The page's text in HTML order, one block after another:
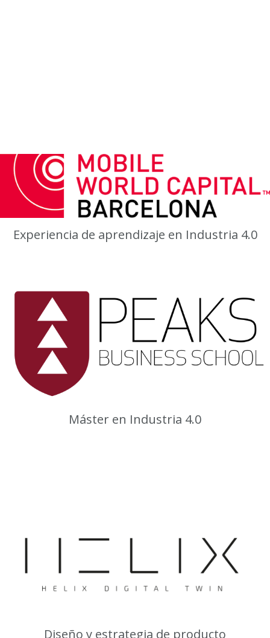
Experiencia de aprendizaje en Industria 4.0
Máster en Industria 4.0
Diseño y estrategia de producto